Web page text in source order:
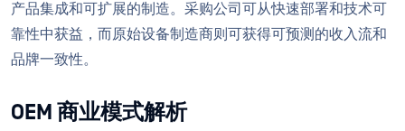
产品集成和可扩展的制造。采购公司可从快速部署和技术可
靠性中获益，而原始设备制造商则可获得可预测的收入流和
品牌一致性。
OEM 商业模式解析